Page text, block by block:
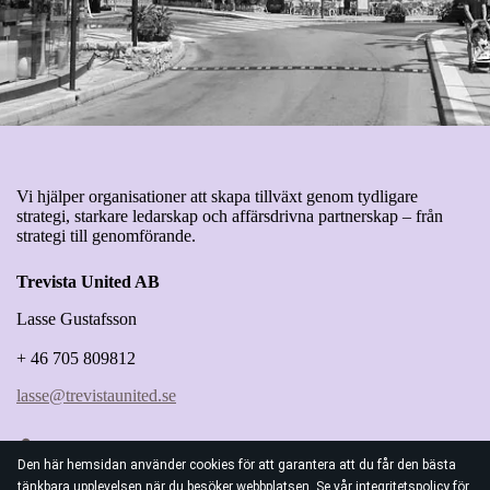
Den här hemsidan använder cookies för att garantera att du får den bästa
tänkbara upplevelsen när du besöker webbplatsen. Se vår integritetspolicyför
Vi hjälper organisationer att skapa tillväxt genom tydligare
strategi, starkare ledarskap och affärsdrivna partnerskap – från
strategi till genomförande.
Trevista United AB
Lasse Gustafsson
+ 46 705 809812
lasse@trevistaunited.se